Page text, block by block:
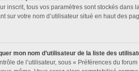
inscrit, tous vos paramètres sont stockés
sur votre nom d’utilisateur situé en haut des
mon nom d’utilisateur de la liste des
de l’utilisateur, sous « Préférences du